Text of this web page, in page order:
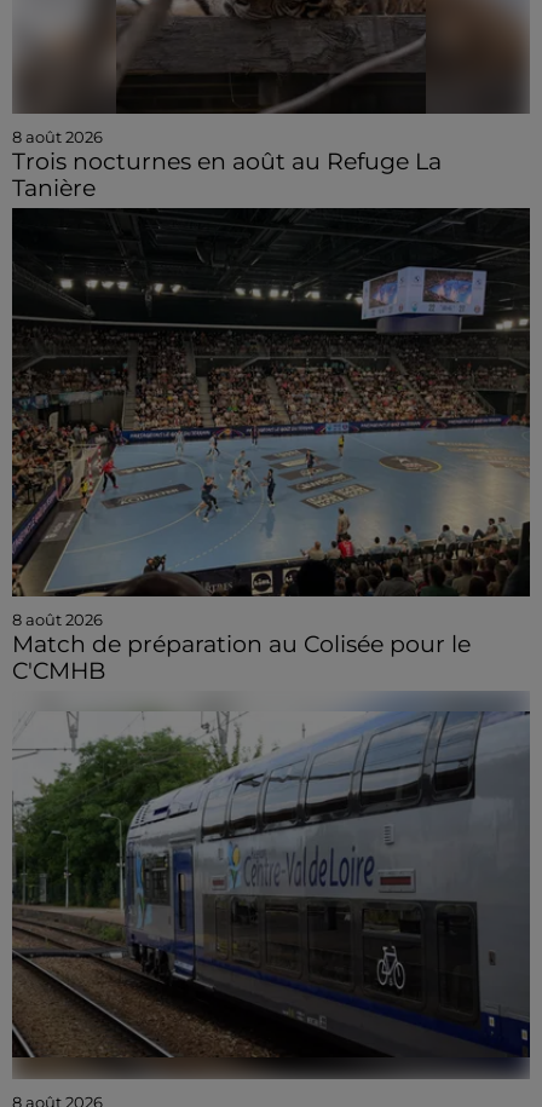
8 août 2026
Trois nocturnes en août au Refuge La
Tanière
8 août 2026
Match de préparation au Colisée pour le
C'CMHB
8 août 2026